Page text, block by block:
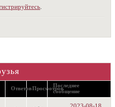
ОтветовПросмотровПоследнее
сообщение